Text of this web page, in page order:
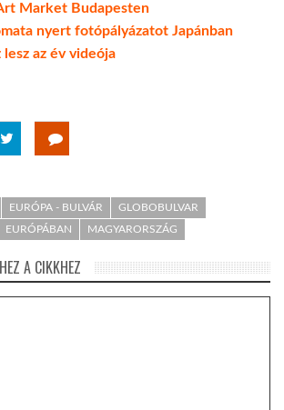
Market Budapesten
nyert fotópályázatot Japánban
lesz az év videója
EURÓPA - BULVÁR
GLOBOBULVAR
EURÓPÁBAN MAGYARORSZÁG
A CIKKHEZ